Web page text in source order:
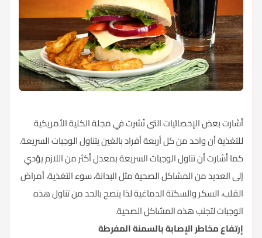
أشارت بعض الإحصائيات التى نُشرت في مجلة الكلية الأمريكية
للتغذية أن واحد من كل أربعة أفراد بالغين يتناول الوجبات السريعة.
كما أشارت أن تناول الوجبات السريعة بمعدل أكثر من اللازم يؤدي
إلى العديد من المشاكل الصحية مثل البدانة، سوء التغذية، أمراض
القلب، السكر والسكتة الدماغية لذا ينصح بالحد من تناول هذه
الوجبات لتجنب هذه المشاكل الصحية.
إرتفاع مخاطر الإصابة بالسمنة المفرطة